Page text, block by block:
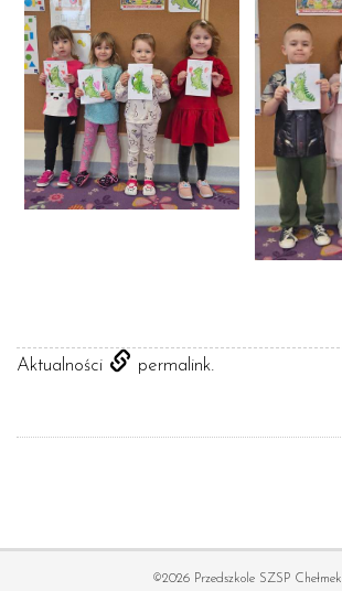
Aktualności permalink.
©2026 Przedszkole SZSP Chełmek